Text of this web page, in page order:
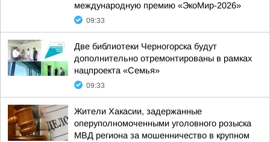
международную премию «ЭкоМир-2026»
09:33
Две библиотеки Черногорска будут
дополнительно отремонтированы в рамках
нацпроекта «Семья»
09:33
Жители Хакасии, задержанные
оперуполномоченными уголовного розыска
МВД региона за мошенничество в крупном